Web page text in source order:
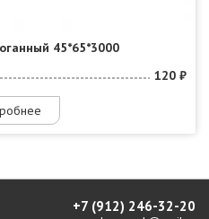
45*65*3000
120 ₽
+7 (912) 246-32-20